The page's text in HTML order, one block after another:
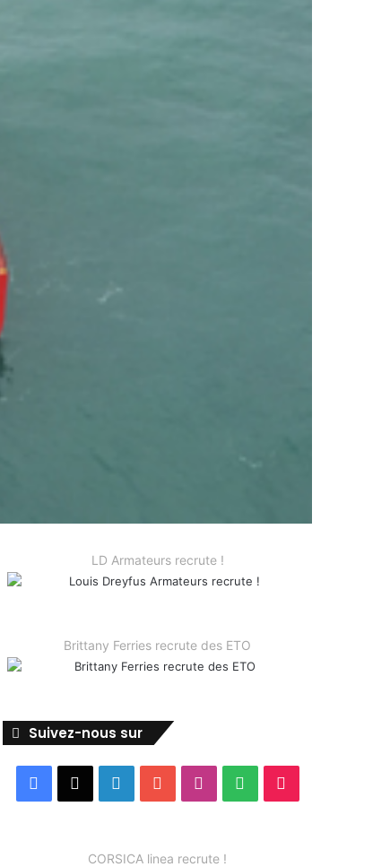
LD Armateurs recrute !
Brittany Ferries recrute des ETO
Suivez-nous sur
Facebook LinkedinYouTubeInstagram
Spotify
CORSICA linea recrute !